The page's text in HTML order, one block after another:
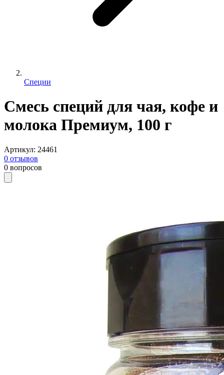
Специи
Смесь специй для чая, кофе и
молока Премиум, 100 г
Артикул: 24461
0 отзывов
0 вопросов